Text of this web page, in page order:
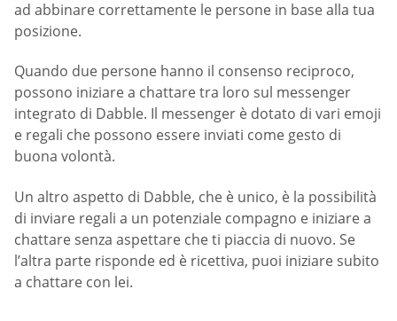
ad abbinare correttamente le persone in base alla tua
posizione.
Quando due persone hanno il consenso reciproco,
possono iniziare a chattare tra loro sul messenger
integrato di Dabble. Il messenger è dotato di vari emoji
e regali che possono essere inviati come gesto di
buona volontà.
Un altro aspetto di Dabble, che è unico, è la possibilità
di inviare regali a un potenziale compagno e iniziare a
chattare senza aspettare che ti piaccia di nuovo. Se
l’altra parte risponde ed è ricettiva, puoi iniziare subito
a chattare con lei.